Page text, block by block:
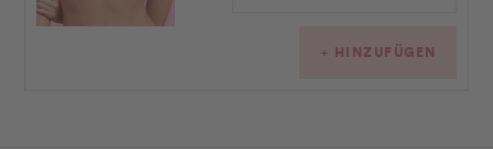
+ HINZUFÜGEN